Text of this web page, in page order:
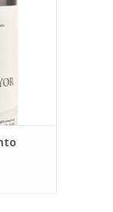
fruitig
wat
met een